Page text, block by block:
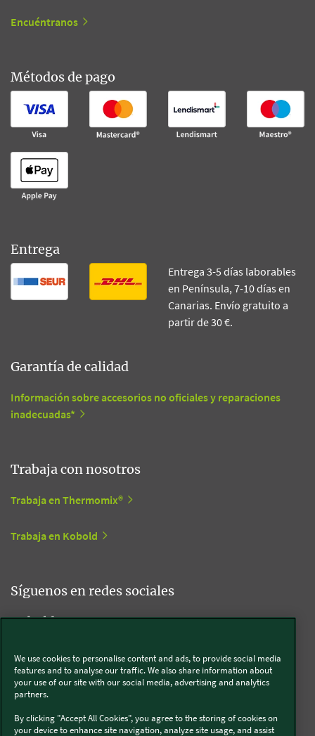
Encuéntranos
Métodos de pago
Entrega
Entrega 3-5 días laborables
en Península, 7-10 días en
Canarias. Envío gratuito a
partir de 30 €.
Garantía de calidad
Información sobre accesorios no oficiales y reparaciones
inadecuadas*
Trabaja con nosotros
Trabaja en Thermomix®
Trabaja en Kobold
Síguenos en redes sociales
Kobold
Thermomix®
We use cookies to personalise content and ads, to provide social media
features and to analyse our traffic. We also share information about
your use of our site with our social media, advertising and analytics
partners.
By clicking "Accept All Cookies", you agree to the storing of cookies on
your device to enhance site navigation, analyze site usage, and assist